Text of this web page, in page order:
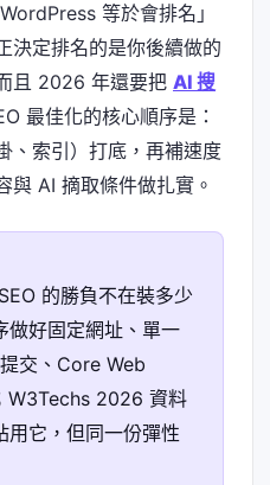
等於會排名」
決定排名的是你後續做的
且 2026 年還要把 AI 搜
最佳化的核心順序是：
、索引）打底，再補速度
與 AI 摘取條件做扎實。
的勝負不在裝多少
做好固定網址、單一
交、Core Web
W3Techs 2026 資料
用它，但同一份彈性